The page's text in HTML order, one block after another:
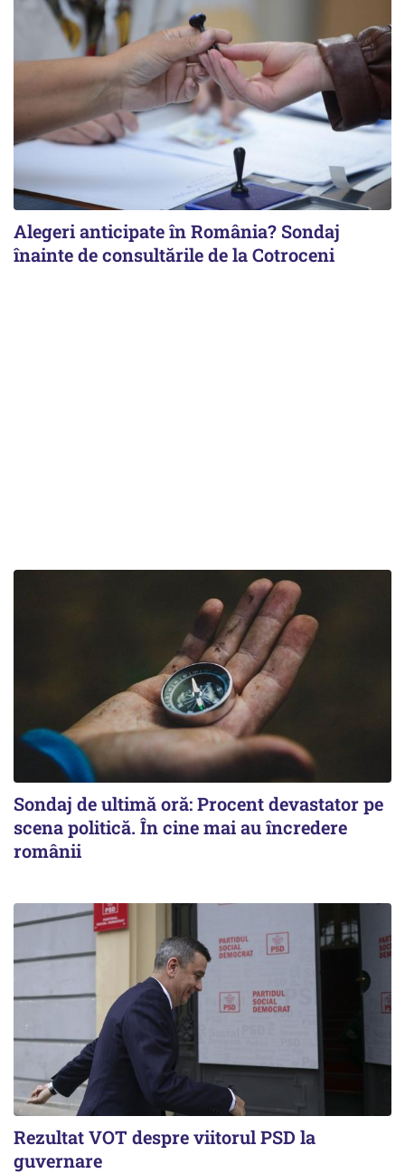
Alegeri anticipate în România? Sondaj
înainte de consultările de la Cotroceni
Sondaj de ultimă oră: Procent devastator pe
scena politică. În cine mai au încredere
românii
Rezultat VOT despre viitorul PSD la
guvernare